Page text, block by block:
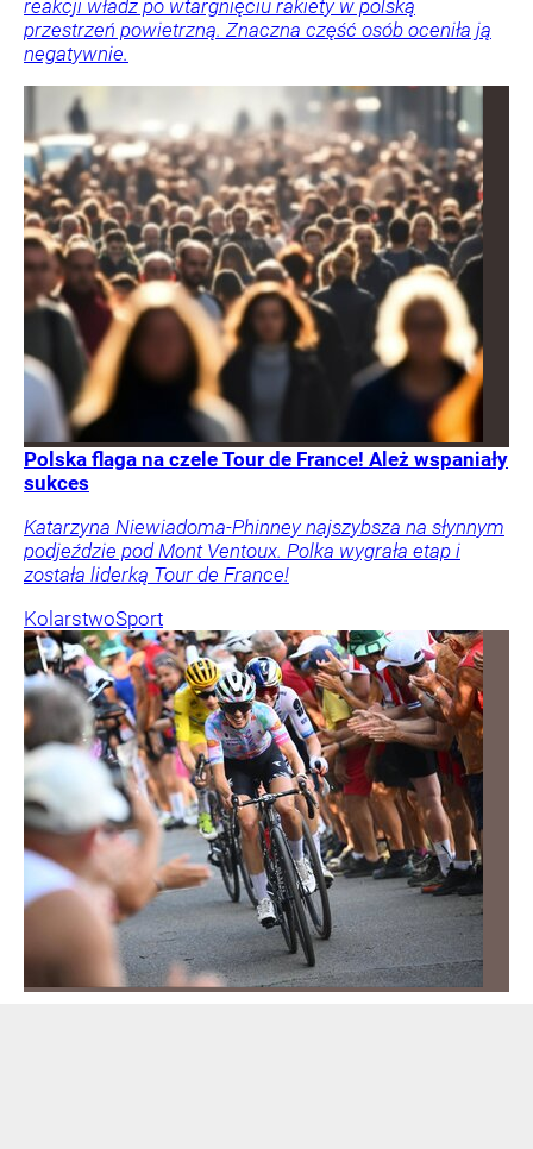
reakcji władz po wtargnięciu rakiety w polską
przestrzeń powietrzną. Znaczna część osób oceniła ją
negatywnie.
Polska flaga na czele Tour de France! Ależ wspaniały
sukces
Katarzyna Niewiadoma-Phinney najszybsza na słynnym
podjeździe pod Mont Ventoux. Polka wygrała etap i
została liderką Tour de France!
KolarstwoSport